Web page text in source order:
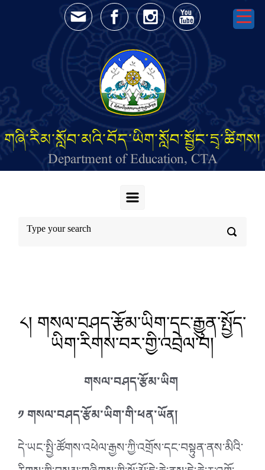
Skip to main content
གཞི་རིམ་སློབ་མའི་བོད་ཡིག་སློབ་སྦྱོང་དྲྭ་ཚིགས།
Department of Education, CTA
༨། གསལ་བཤད་རྩོམ་ཡིག་དང་རྒྱུན་སྤྱོད་
ཡིག་རིགས་བར་གྱི་འབྲེལ་བ།
གསལ་བཤད་རྩོམ་ཡིག
༡ གསལ་བཤད་རྩོམ་ཡིག་གི་ཕན་ཡོན།
དེ་ཡང་སྤྱི་ཚོགས་འཕེལ་རྒྱས་ཀྱི་འགྲོས་དང་བསྟུན་ནས་མིའི་